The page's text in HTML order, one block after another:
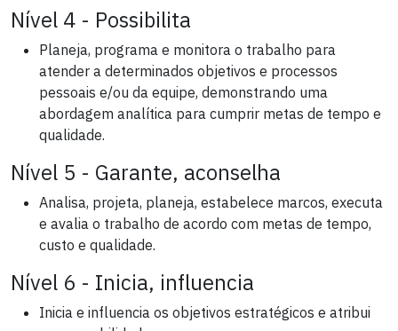
Nível 4 - Possibilita
Planeja, programa e monitora o trabalho para
atender a determinados objetivos e processos
pessoais e/ou da equipe, demonstrando uma
abordagem analítica para cumprir metas de tempo e
qualidade.
Nível 5 - Garante, aconselha
Analisa, projeta, planeja, estabelece marcos, executa
e avalia o trabalho de acordo com metas de tempo,
custo e qualidade.
Nível 6 - Inicia, influencia
Inicia e influencia os objetivos estratégicos e atribui